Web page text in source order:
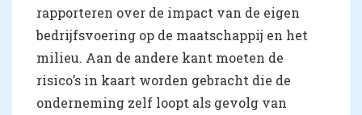
rapporteren over de impact van de eigen
bedrijfsvoering op de maatschappij en het
milieu. Aan de andere kant moeten de
risico’s in kaart worden gebracht die de
onderneming zelf loopt als gevolg van